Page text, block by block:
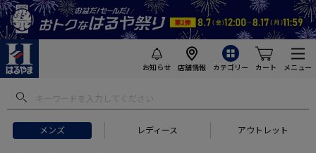
お知らせ 店舗情報 カテゴリー カート メニュー
メンズ レディース アウトレット
フトにおすすめ #セットアップ スーツ